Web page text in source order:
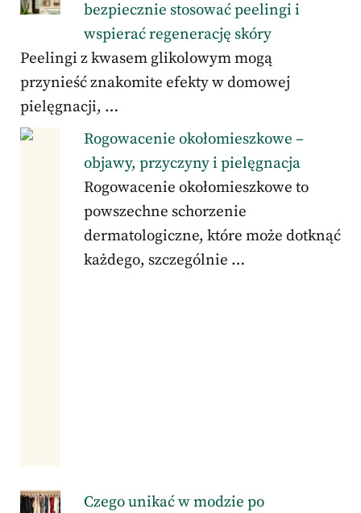
bezpiecznie stosować peelingi i
wspierać regenerację skóry
Peelingi z kwasem glikolowym mogą
przynieść znakomite efekty w domowej
pielęgnacji, …
Rogowacenie okołomieszkowe –
objawy, przyczyny i pielęgnacja
Rogowacenie okołomieszkowe to
powszechne schorzenie
dermatologiczne, które może dotknąć
każdego, szczególnie …
Czego unikać w modzie po